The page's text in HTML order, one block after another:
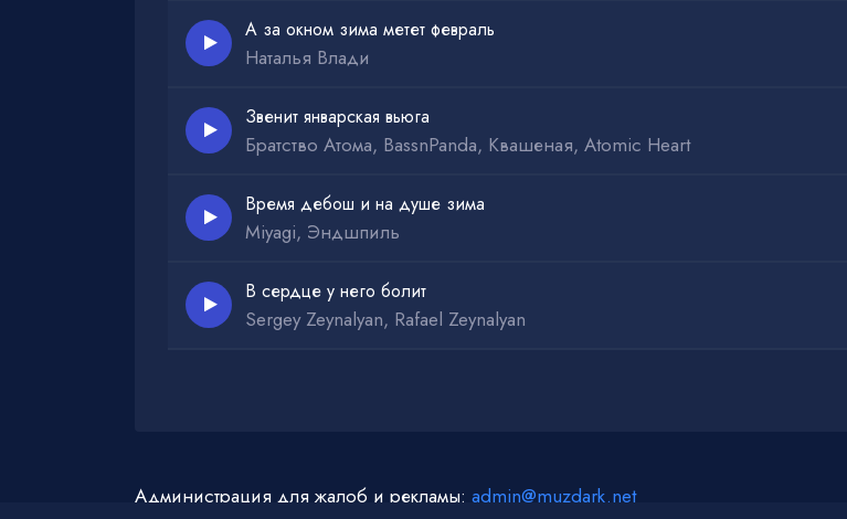
А за окном зима метет февраль
Наталья Влади
Звенит январская вьюга
Братство Атома, BassnPanda, Квашеная, Atomic Heart
Время дебош и на душе зима
Miyagi, Эндшпиль
В сердце у него болит
Sergey Zeynalyan, Rafael Zeynalyan
Администрация для жалоб и рекламы: admin@muzdark.net